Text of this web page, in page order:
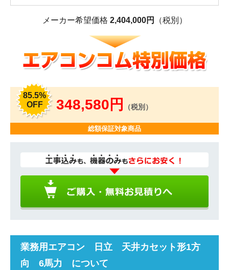
メーカー希望価格 2,404,000円 （税別）
85.5%
OFF
348,580円 （税別）
総額保証対象商品
業務用エアコン 日立 天井カセット形1方
向 6馬力 について